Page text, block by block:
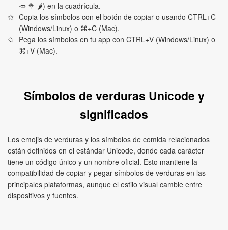
🥕 🥦 🌶) en la cuadrícula.
Copia los símbolos con el botón de copiar o usando CTRL+C
(Windows/Linux) o ⌘+C (Mac).
Pega los símbolos en tu app con CTRL+V (Windows/Linux) o
⌘+V (Mac).
Símbolos de verduras Unicode y
significados
Los emojis de verduras y los símbolos de comida relacionados
están definidos en el estándar Unicode, donde cada carácter
tiene un código único y un nombre oficial. Esto mantiene la
compatibilidad de copiar y pegar símbolos de verduras en las
principales plataformas, aunque el estilo visual cambie entre
dispositivos y fuentes.